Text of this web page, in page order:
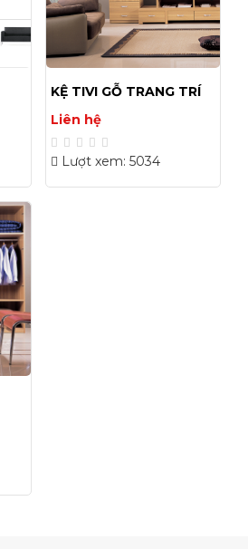
KỆ TIVI GỖ TRANG TRÍ
ĐẸP HIỆN ĐẠI GIÁ RẺ
Liên hệ
Lượt xem: 5034